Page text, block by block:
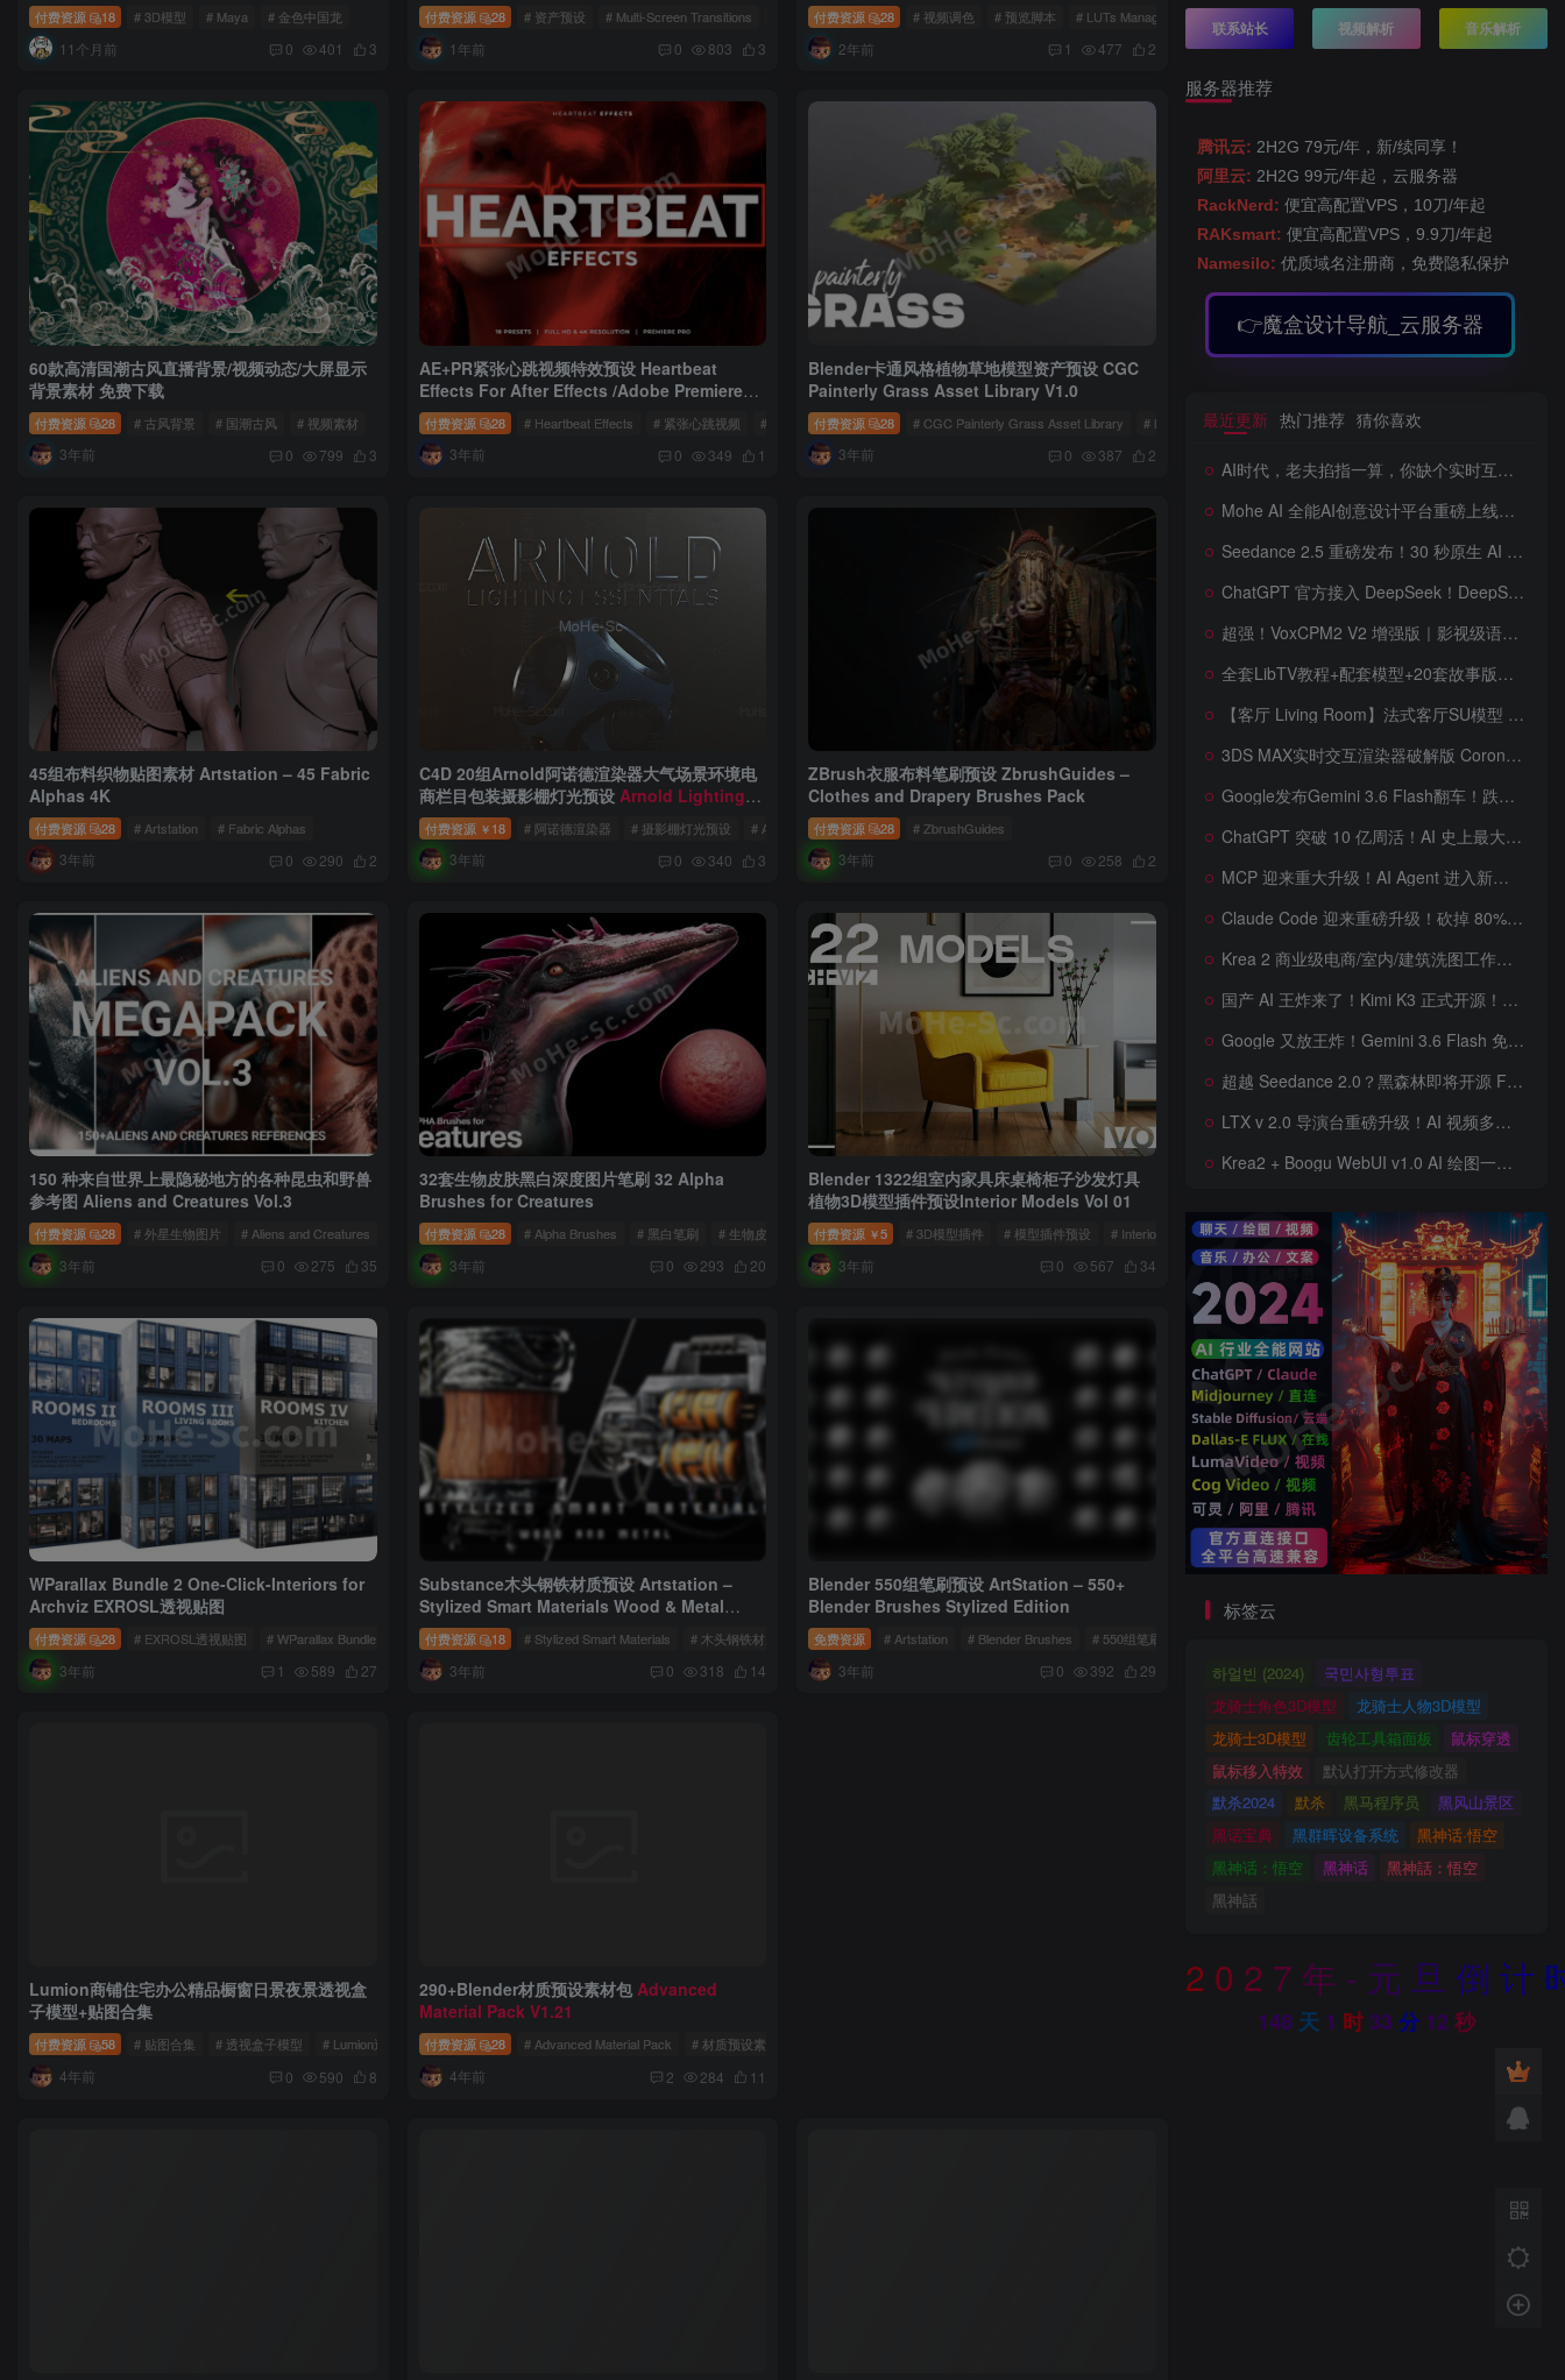
付费资源 18 # 3D模型 # Maya # 金色中国龙
11个月前 0 401 3
/PR CC 2021 +
付费资源 28 # 资产预设 # Multi-Screen Transitions # 过渡转场预设
1年前 0 803 3
付费资源 28 # 视频调色 # 预览脚本 # LUTs Manager
2年前 1 477 2
60款高清国潮古风直播背景/视频动态/大屏显示
背景素材 免费下载
付费资源 28 # 古风背景 # 国潮古风 # 视频素材
3年前 0 799 3
AE+PR紧张心跳视频特效预设 Heartbeat
Effects For After Effects /Adobe Premiere
CC 2018 +
付费资源 28 # Heartbeat Effects # 紧张心跳视频 # 视频特效预设
3年前 0 349 1
Blender卡通风格植物草地模型资产预设 CGC
Painterly Grass Asset Library V1.0
付费资源 28 # CGC Painterly Grass Asset Library # Blender卡通风格植物草地模型
3年前 0 387 2
45组布料织物贴图素材 Artstation – 45 Fabric
Alphas 4K
付费资源 28 # Artstation # Fabric Alphas
3年前 0 290 2
C4D 20组Arnold阿诺德渲染器大气场景环境电
商栏目包装摄影棚灯光预设 Arnold Lighting
Essentials
付费资源 ￥ 18 # 阿诺德渲染器 # 摄影棚灯光预设 # Arnold阿诺德
3年前 0 340 3
ZBrush衣服布料笔刷预设 ZbrushGuides –
Clothes and Drapery Brushes Pack
付费资源 28 # ZbrushGuides
3年前 0 258 2
150 种来自世界上最隐秘地方的各种昆虫和野兽
参考图 Aliens and Creatures Vol.3
付费资源 28 # 外星生物图片 # Aliens and Creatures
3年前 0 275 35
32套生物皮肤黑白深度图片笔刷 32 Alpha
Brushes for Creatures
付费资源 28 # Alpha Brushes # 黑白笔刷 # 生物皮肤笔刷
3年前 0 293 20
Blender 1322组室内家具床桌椅柜子沙发灯具
植物3D模型插件预设Interior Models Vol 01
付费资源 ￥5 # 3D模型插件 # 模型插件预设 # Interior Models
3年前 0 567 34
WParallax Bundle 2 One-Click-Interiors for
Archviz EXROSL透视贴图
付费资源 28 # EXROSL透视贴图 # WParallax Bundle 2 One
3年前 1 589 27
Substance木头钢铁材质预设 Artstation –
Stylized Smart Materials Wood & Metal
Vol.02
付费资源 18 # Stylized Smart Materials # 木头钢铁材质预设 # Substance材质预设
3年前 0 318 14
Blender 550组笔刷预设 ArtStation – 550+
Blender Brushes Stylized Edition
免费资源 # Artstation # Blender Brushes # 550组笔刷预设
3年前 0 392 29
Lumion商铺住宅办公精品橱窗日景夜景透视盒
子模型+贴图合集
付费资源 58 # 贴图合集 # 透视盒子模型 # Lumion透视盒子
4年前 0 590 8
290+Blender材质预设素材包Advanced
Material Pack V1.21
付费资源 28 # Advanced Material Pack # 材质预设素材包
4年前 2 284 11
联系站长 视频解析 音乐解析
服务器推荐
腾讯云: 2H2G 79元/年，新/续同享！
阿里云: 2H2G 99元/年起，云服务器
RackNerd: 便宜高配置VPS，10刀/年起
RAKsmart: 便宜高配置VPS，9.9刀/年起
Namesilo: 优质域名注册商，免费隐私保护
👉魔盒设计导航_云服务器
最近更新 热门推荐 猜你喜欢
AI时代，老夫掐指一算，你缺个实时互动的 AI 赛博女友！无需 API、完全免费、实时语音互动，零延迟打造专属 AI 数字女友，附本地部署教程！
Mohe AI 全能AI创意设计平台重磅上线！一站式AI提示词词库·对话·绘画·画廊·推流AI创意神器与AIGC展示平台系统全面升级！
Seedance 2.5 重磅发布！30 秒原生 AI 视频、50 个多模态参考、原位编辑全上线，告别抽卡盲盒，AI 视频正式进入导演时代！
ChatGPT 官方接入 DeepSeek！DeepSeek V4 Flash 0731 重磅开源发布！AI 编程能力全面升级，支持识图、支持 Responses API，本地部署全攻略！
超强！VoxCPM2 V2 增强版｜影视级语音克隆，音色永久保存，文字转语音+AI声音克隆+方言 + ai语音设计+多人对话 + 字幕全搞定
全套LibTV教程+配套模型+20套故事版参考(含提示词)轻松学会AI短剧制作，全套教程走过路过不要错过想在家里赚钱的就学习起来
【客厅 Living Room】法式客厅SU模型 French-style living room SketchUp model
3DS MAX实时交互渲染器破解版 Corona Render 15 Hotfix 2 For 3ds Max 2018 ~ 2027 Win + 离线材质预设库
Google发布Gemini 3.6 Flash翻车！跌出全球智能榜前十！Google 新模型遭遇口碑争议，附个人一些使用体验——变慢/降智/弱智，Gemini现在真的是一团糟，Google版豆包！
ChatGPT 突破 10 亿周活！AI 史上最大用户奇迹背后，OpenAI 正面对一场百亿美元级商业挑战
MCP 迎来重大升级！AI Agent 进入新纪元，模型上下文协议全面重构，未来 AI 工具生态将被重新定义，AI工具接口进入倒计时开始！
Claude Code 迎来重磅升级！砍掉 80% 系统提示词一键瘦身优化，新增 /doctor 诊断命令，AI 编程效率再次提升
Krea 2 商业级电商/室内/建筑洗图工作流首次公开！三套工作流 + 三档预设 + JSON 反推，RAW、Turbo、Depth、4 倍增强一次学会
国产 AI 王炸来了！Kimi K3 正式开源！免费下载全球最大 2.8 万亿参数模型，国产开源 AI 首次逼近闭源天花板
Google 又放王炸！Gemini 3.6 Flash 免费开放，AI 编程、Agent 能力暴涨，开发者必体验的新一代 AI 模型，性能再次刷新纪录
超越 Seedance 2.0？黑森林即将开源 FLUX 3 Dev！Self-Flow 世界模型首次曝光，20 秒音画同步 AI 视频时代来了！
LTX v 2.0 导演台重磅升级！AI 视频多角色、多场景、多参考控制全面增强生成来了，角色一致性暴涨，终于像电影一样可控，一键打造电影级AI 短片
Krea2 + Boogu WebUI v1.0 AI 绘图一键整合包！AI 美女模特角色一致性、换装换背景一键完成，AI电商详情图一键生成神器来了,含图片生成 / 图生图 / LoRA特效 / 工作流！
标签云
하얼빈 (2024)
국민사형투표
龙骑士角色3D模型
龙骑士人物3D模型
龙骑士3D模型
齿轮工具箱面板
鼠标穿透
鼠标移入特效
默认打开方式修改器
默杀2024
默杀 黑马程序员
黑风山景区
黑话宝典
黑群晖设备系统
黑神话·悟空
黑神话：悟空
黑神话
黑神話：悟空
黑神話
2 0 2 7 年 - 元 旦 倒 计
148 天 1 时 33 分 10 秒